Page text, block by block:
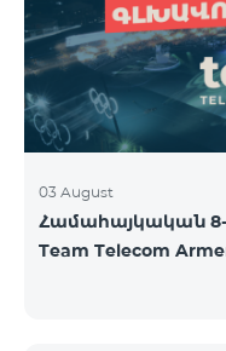
Սակագնային
ծանոթացեք
սակագնային փաթեթ
03 August
Համահայկական
Team Telecom